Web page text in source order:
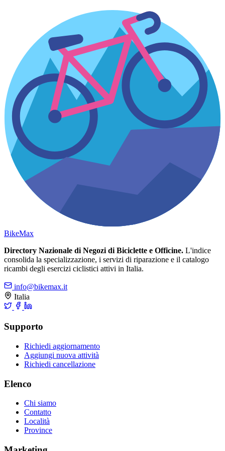
BikeMax
Directory Nazionale di Negozi di Biciclette e Officine. L'indice
consolida la specializzazione, i servizi di riparazione e il catalogo
ricambi degli esercizi ciclistici attivi in Italia.
info@bikemax.it
Italia
Supporto
Richiedi aggiornamento
Aggiungi nuova attività
Richiedi cancellazione
Elenco
Chi siamo
Contatto
Località
Province